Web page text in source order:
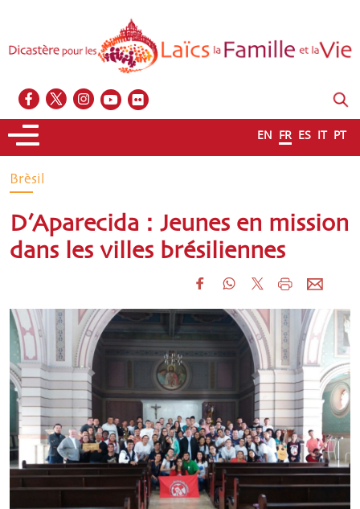
EN FR ES IT PT
Brèsil
D’Aparecida : Jeunes en mission
dans les villes brésiliennes